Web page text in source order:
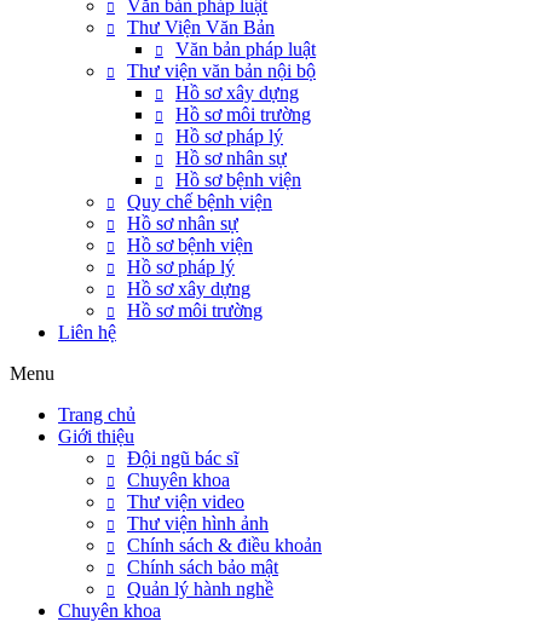
Văn bản pháp luật
Thư Viện Văn Bản
Văn bản pháp luật
Thư viện văn bản nội bộ
Hồ sơ xây dựng
Hồ sơ môi trường
Hồ sơ pháp lý
Hồ sơ nhân sự
Hồ sơ bệnh viện
Quy chế bệnh viện
Hồ sơ nhân sự
Hồ sơ bệnh viện
Hồ sơ pháp lý
Hồ sơ xây dựng
Hồ sơ môi trường
Liên hệ
Menu
Trang chủ
Giới thiệu
Đội ngũ bác sĩ
Chuyên khoa
Thư viện video
Thư viện hình ảnh
Chính sách & điều khoản
Chính sách bảo mật
Quản lý hành nghề
Chuyên khoa